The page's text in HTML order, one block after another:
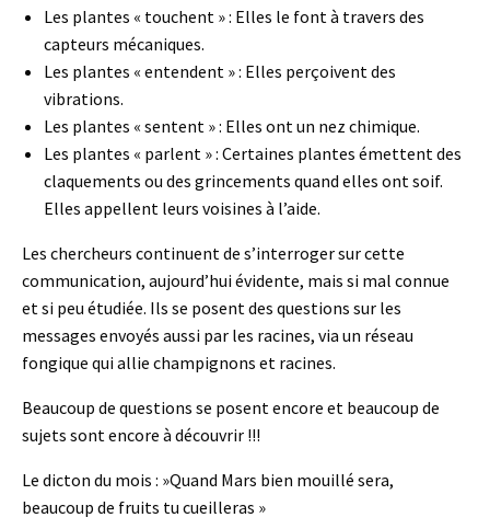
Les plantes « touchent » : Elles le font à travers des
capteurs mécaniques.
Les plantes « entendent » : Elles perçoivent des
vibrations.
Les plantes « sentent » : Elles ont un nez chimique.
Les plantes « parlent » : Certaines plantes émettent des
claquements ou des grincements quand elles ont soif.
Elles appellent leurs voisines à l’aide.
Les chercheurs continuent de s’interroger sur cette
communication, aujourd’hui évidente, mais si mal connue
et si peu étudiée. Ils se posent des questions sur les
messages envoyés aussi par les racines, via un réseau
fongique qui allie champignons et racines.
Beaucoup de questions se posent encore et beaucoup de
sujets sont encore à découvrir !!!
Le dicton du mois : »Quand Mars bien mouillé sera,
beaucoup de fruits tu cueilleras »